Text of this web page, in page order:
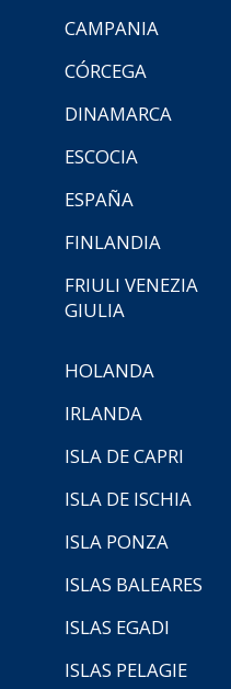
CAMPANIA
CÓRCEGA
DINAMARCA
ESCOCIA
ESPAÑA
FINLANDIA
FRIULI VENEZIA
GIULIA
HOLANDA
IRLANDA
ISLA DE CAPRI
ISLA DE ISCHIA
ISLA PONZA
ISLAS BALEARES
ISLAS EGADI
ISLAS PELAGIE